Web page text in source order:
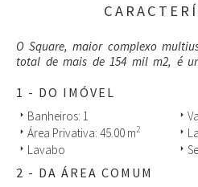
O Square, maior complexo
total de mais de 154 mil m2, é
oferece uma proposta única de
conveniência e networking;
complexo, dois elevadores para
convenções e às salas de reunião,
em cada torre para mudanças e
sistema de monitoramento CFTV,
1 - DO IMÓVEL
arrow_right Banheiros: 1 arrow_right
arrow_right Área Privativa: 45.00 m2 arrow_right
arrow_right Lavabo arrow_right
2 - DA ÁREA COMUM